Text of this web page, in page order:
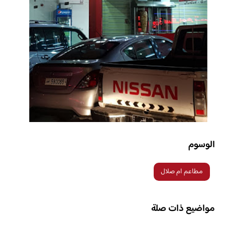
الوسوم
مطاعم ام صلال
مواضيع ذات صلة